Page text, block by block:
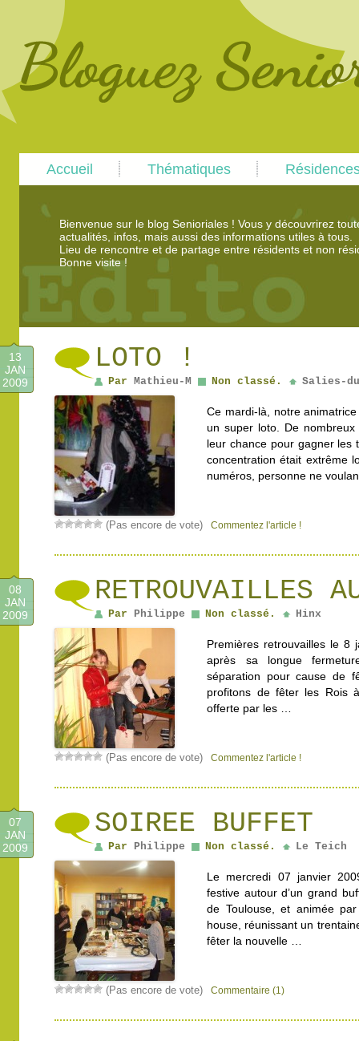
menu
primary
secondary
Accueil Thématiques
Bienvenue sur le blog Senioriales ! Vous y découvrirez
actualités, infos, mais aussi des informations utiles à tous.
Lieu de rencontre et de partage entre résidents et non
Bonne visite !
LOTO !
13
JAN
2009
Par Mathieu-M Non classé. Salies-
Ce mardi-là, notre
un super loto. De
leur chance pour gagner les
concentration était extrême
numéros, personne ne
(Pas encore de vote) Commentez l'article !
RETROUVAILLES
08
JAN
2009
Par Philippe Non classé. Hinx
Premières retrouvailles le 8
après sa longue
séparation pour cause de
profitons de fêter les Rois
offerte par les …
(Pas encore de vote) Commentez l'article !
SOIREE BUFFET
07
JAN
2009
Par Philippe Non classé. Le Teich
Le mercredi 07 janvier
festive autour d’un grand
de Toulouse, et animée
house, réunissant un
fêter la nouvelle …
(Pas encore de vote) Commentaire (1)